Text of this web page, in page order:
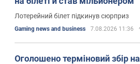
Лотерейний білет підкинув сюрприз
Gaming news and business 7.08.2026 11:36
Оголошено терміновий збір на